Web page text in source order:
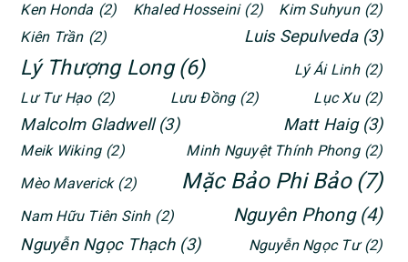
Ken Honda (2) Khaled Hosseini (2) Kim Suhyun (2)
Kiên Trần (2) Luis Sepulveda (3)
Lý Thượng Long (6) Lý Ái Linh (2)
Lư Tư Hạo (2) Lưu Đồng (2) Lục Xu (2)
Malcolm Gladwell (3) Matt Haig (3)
Meik Wiking (2) Minh Nguyệt Thính Phong (2)
Mèo Maverick (2) Mặc Bảo Phi Bảo (7)
Nam Hữu Tiên Sinh (2) Nguyên Phong (4)
Nguyễn Ngọc Thạch (3) Nguyễn Ngọc Tư (2)